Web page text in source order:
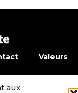
aux
Valeurs